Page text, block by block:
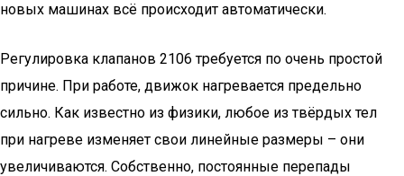
новых машинах всё происходит автоматически.
Регулировка клапанов 2106 требуется по очень простой
причине. При работе, движок нагревается предельно
сильно. Как известно из физики, любое из твёрдых тел
при нагреве изменяет свои линейные размеры – они
увеличиваются. Собственно, постоянные перепады